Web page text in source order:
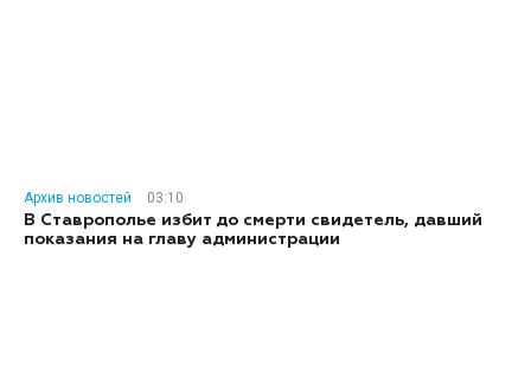
Архив новостей
03:10
В Ставрополье избит до смерти свидетель, давший
показания на главу администрации